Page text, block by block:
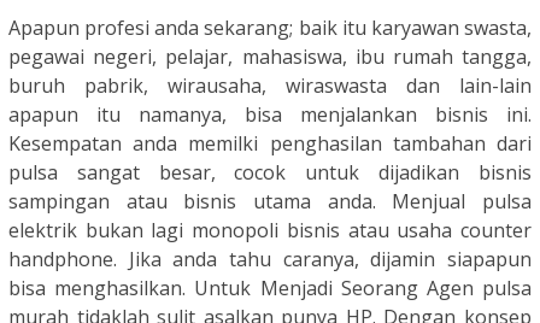
Apapun profesi anda sekarang; baik itu karyawan swasta,
pegawai negeri, pelajar, mahasiswa, ibu rumah tangga,
buruh pabrik, wirausaha, wiraswasta dan lain-lain
apapun itu namanya, bisa menjalankan bisnis ini.
Kesempatan anda memilki penghasilan tambahan dari
pulsa sangat besar, cocok untuk dijadikan bisnis
sampingan atau bisnis utama anda. Menjual pulsa
elektrik bukan lagi monopoli bisnis atau usaha counter
handphone. Jika anda tahu caranya, dijamin siapapun
bisa menghasilkan. Untuk Menjadi Seorang Agen pulsa
murah tidaklah sulit asalkan punya HP. Dengan konsep